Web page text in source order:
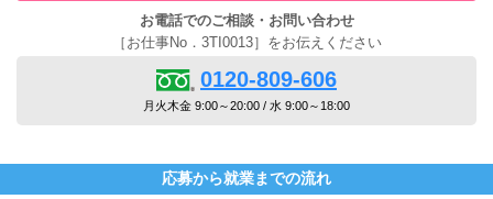
お電話でのご相談・お問い合わせ
［お仕事No．3TI0013］をお伝えください
0120-809-606
月火木金 9:00～20:00 / 水 9:00～18:00
応募から就業までの流れ